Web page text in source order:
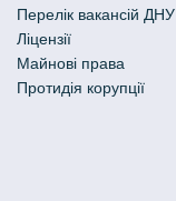
Перелік вакансій ДНУ
Ліцензії
Майнові права
Протидія корупції